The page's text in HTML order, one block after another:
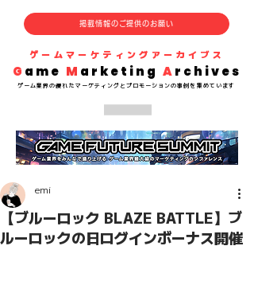
G ame M arketing Archives
​ゲーム業界の優れた マーケティングとプロモーションの事例を集めています
掲載情報のご提供のお願い
​ゲームマーケティングアーカイブス
【ブルーロック BLAZE BATTLE】ブ
ルーロックの日ログインボーナス開催
emi